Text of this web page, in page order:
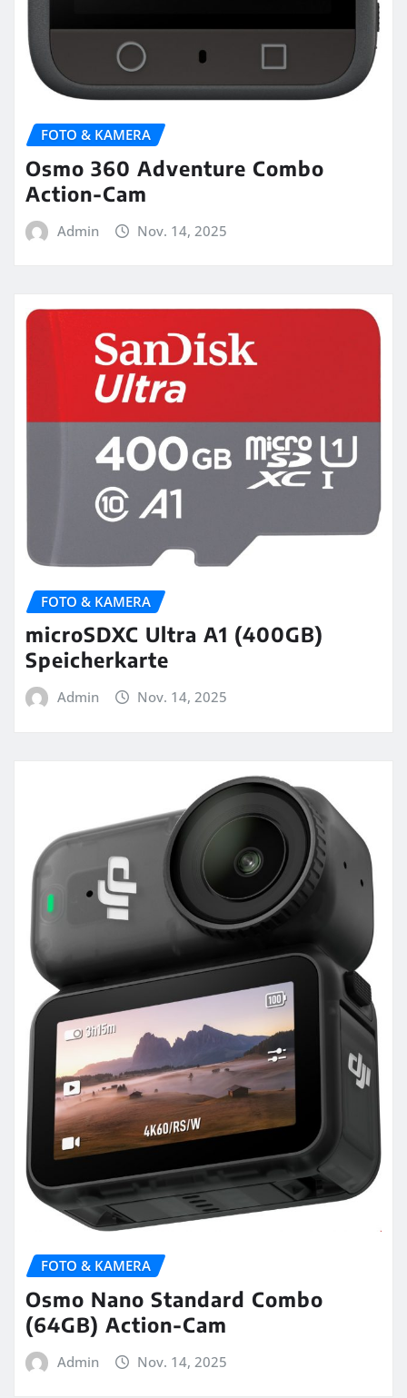
FOTO & KAMERA
Osmo 360 Adventure Combo
Action-Cam
Admin Nov. 14, 2025
FOTO & KAMERA
microSDXC Ultra A1 (400GB)
Speicherkarte
Admin Nov. 14, 2025
FOTO & KAMERA
Osmo Nano Standard Combo
(64GB) Action-Cam
Admin Nov. 14, 2025